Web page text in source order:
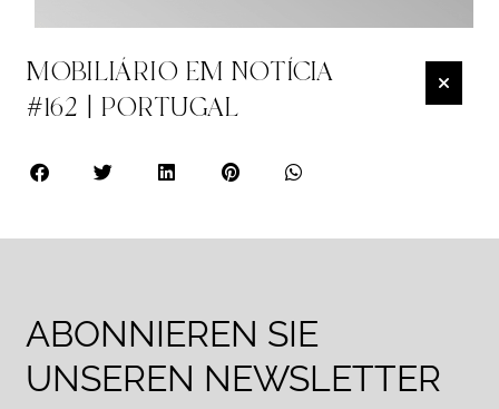
MOBILIÁRIO EM NOTÍCIA
#162 | PORTUGAL
ABONNIEREN SIE
UNSEREN NEWSLETTER